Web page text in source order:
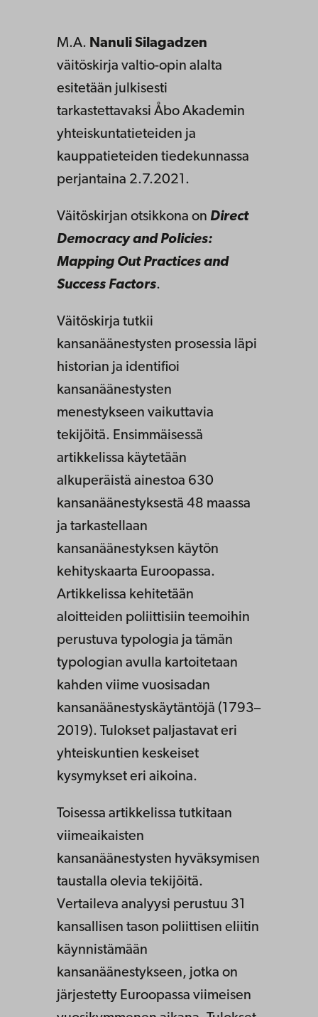
M.A. Nanuli Silagadzen
väitöskirja valtio-opin alalta
esitetään julkisesti
tarkastettavaksi Åbo Akademin
yhteiskuntatieteiden ja
kauppatieteiden tiedekunnassa
perjantaina 2.7.2021.
Väitöskirjan otsikkona on Direct
Democracy and Policies:
Mapping Out Practices and
Success Factors.
Väitöskirja tutkii
kansanäänestysten prosessia läpi
historian ja identifioi
kansanäänestysten
menestykseen vaikuttavia
tekijöitä. Ensimmäisessä
artikkelissa käytetään
alkuperäistä ainestoa 630
kansanäänestyksestä 48 maassa
ja tarkastellaan
kansanäänestyksen käytön
kehityskaarta Euroopassa.
Artikkelissa kehitetään
aloitteiden poliittisiin teemoihin
perustuva typologia ja tämän
typologian avulla kartoitetaan
kahden viime vuosisadan
kansanäänestyskäytäntöjä (1793–
2019). Tulokset paljastavat eri
yhteiskuntien keskeiset
kysymykset eri aikoina.
Toisessa artikkelissa tutkitaan
viimeaikaisten
kansanäänestysten hyväksymisen
taustalla olevia tekijöitä.
Vertaileva analyysi perustuu 31
kansallisen tason poliittisen eliitin
käynnistämään
kansanäänestykseen, jotka on
järjestetty Euroopassa viimeisen